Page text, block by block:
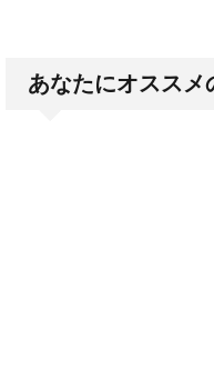
あなたにオススメ